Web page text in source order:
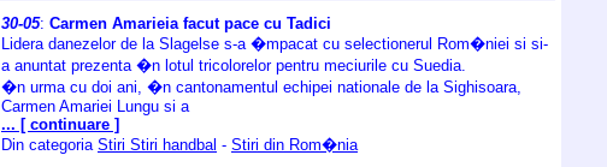
30-05: Carmen Amarieia facut pace cu Tadici
Lidera danezelor de la Slagelse s-a �mpacat cu selectionerul Rom�niei si si-
a anuntat prezenta �n lotul tricolorelor pentru meciurile cu Suedia.
�n urma cu doi ani, �n cantonamentul echipei nationale de la Sighisoara,
Carmen Amariei Lungu si a
... [ continuare ]
Din categoria Stiri Stiri handbal - Stiri din Rom�nia